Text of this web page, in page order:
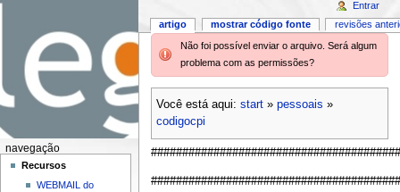
Não foi possível enviar o arquivo. Será algum
problema com as permissões?
Você está aqui: start» pessoais »
codigocpi
artigo mostrar código fonte revisões
Entrar
navegação
Recursos
WEBMAIL do